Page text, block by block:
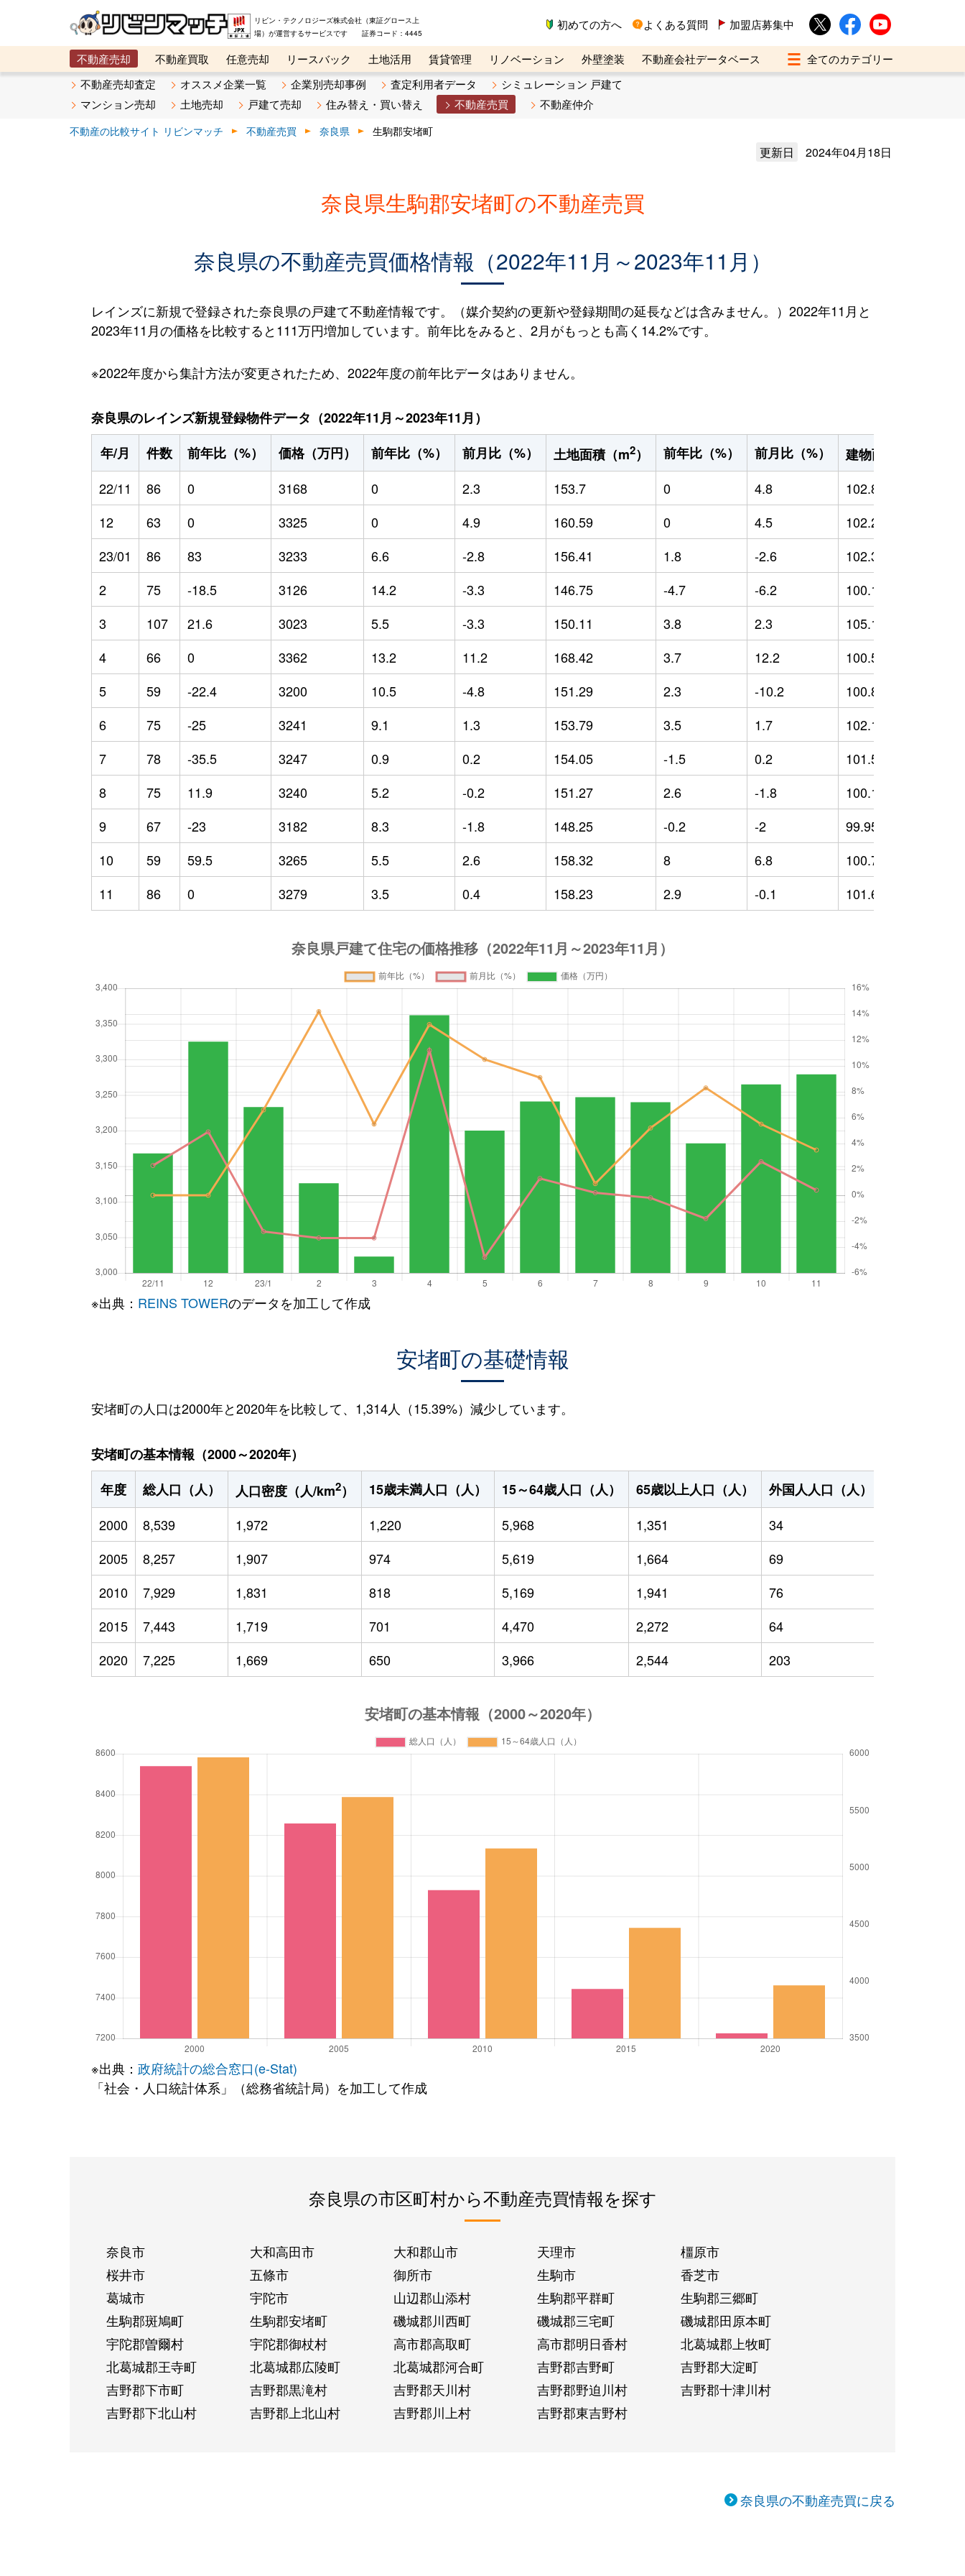
リビン・テクノロジーズ株式会社（東証グロース上
場）が運営するサービスです 証券コード：4445
初めての方へ よくある質問 加盟店募集中
不動産売却 不動産買取 任意売却 リースバック 土地活用 賃貸管理 リノベーション 外壁塗装
不動産会社データベース
メタ住宅展示場
ベスト不動産カンパニー オンライン講座 リビンマガジンBiz 不動産売却ご相談デスク
不動産売却査定 オススメ企業一覧 企業別売却事例 査定利用者データ
シミュレーション 戸建て
マンション売却
土地売却 戸建て売却 住み替え・買い替え 不動産売買 不動産仲介
不動産の比較サイト リビンマッチ 不動産売買 奈良県 生駒郡安堵町
更新日 2024年04月18日
奈良県生駒郡安堵町の不動産売買
奈良県の不動産売買価格情報（2022年11月～2023年11月）
レインズに新規で登録された奈良県の戸建て不動産情報です。（媒介契約の更新や登録期間の延長などは含みません。）2022年11月と
2023年11月の価格を比較すると111万円増加しています。前年比をみると、2月がもっとも高く14.2%です。
※2022年度から集計方法が変更されたため、2022年度の前年比データはありません。
奈良県のレインズ新規登録物件データ（2022年11月～2023年11月）
年/月
件数 前年比（%） 価格（万円） 前年比（%） 前月比（%） 土地面積（m2） 前年比（%） 前月比（%） 建物面積（m
22/11
86 0 3168 0 2.3 153.7 0 4.8 102.89
12
63 0 3325 0 4.9 160.59 0 4.5 102.29
23/01
86 83 3233 6.6 -2.8 156.41 1.8 -2.6 102.33
2
75 -18.5 3126 14.2 -3.3 146.75 -4.7 -6.2 100.18
3
107 21.6 3023 5.5 -3.3 150.11 3.8 2.3 105.19
4
66 0 3362 13.2 11.2 168.42 3.7 12.2 100.54
5
59 -22.4 3200 10.5 -4.8 151.29 2.3 -10.2 100.84
6
75 -25 3241 9.1 1.3 153.79 3.5 1.7 102.18
7
78 -35.5 3247 0.9 0.2 154.05 -1.5 0.2 101.54
8
75 11.9 3240 5.2 -0.2 151.27 2.6 -1.8 100.18
9
67 -23 3182 8.3 -1.8 148.25 -0.2 -2 99.95
10
59 59.5 3265 5.5 2.6 158.32 8 6.8 100.79
11
86 0 3279 3.5 0.4 158.23 2.9 -0.1 101.69
※出典： REINS TOWERのデータを加工して作成
安堵町の基礎情報
安堵町の人口は2000年と2020年を比較して、1,314人（15.39%）減少しています。
安堵町の基本情報（2000～2020年）
年度
総人口（人） 人口密度（人/km2） 15歳未満人口（人） 15～64歳人口（人） 65歳以上人口（人） 外国人人口（人）
2000
8,539 1,972 1,220 5,968 1,351 34
2005
8,257 1,907 974 5,619 1,664 69
2010
7,929 1,831 818 5,169 1,941 76
2015
7,443 1,719 701 4,470 2,272 64
2020
7,225 1,669 650 3,966 2,544 203
※出典： 政府統計の総合窓口(e-Stat)
「社会・人口統計体系」（総務省統計局）を加工して作成
奈良県の市区町村から不動産売買情報を探す
奈良市 大和高田市 大和郡山市 天理市
橿原市
桜井市
五條市 御所市 生駒市
香芝市
葛城市
宇陀市 山辺郡山添村 生駒郡平群町
生駒郡三郷町
生駒郡斑鳩町
生駒郡安堵町 磯城郡川西町 磯城郡三宅町
磯城郡田原本町
宇陀郡曽爾村
宇陀郡御杖村 高市郡高取町 高市郡明日香村
北葛城郡上牧町
北葛城郡王寺町
北葛城郡広陵町 北葛城郡河合町 吉野郡吉野町
吉野郡大淀町
吉野郡下市町
吉野郡黒滝村 吉野郡天川村 吉野郡野迫川村
吉野郡十津川村
吉野郡下北山村
吉野郡上北山村 吉野郡川上村 吉野郡東吉野村
奈良県の不動産売買に戻る